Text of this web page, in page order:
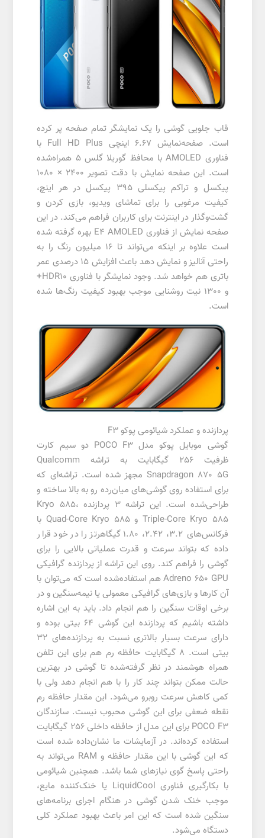
قاب جلویی گوشی را یک نمایشگر تمام صفحه پر کرده
است. صفحه‌نمایش 6.67 اینچی Full HD Plus با
فناوری AMOLED با محافظ گوریلا گلس ۵ همراه‌شده
است. این صفحه نمایش با دقت تصویر ۲۴۰۰ × ۱۰۸۰
پیکسل و تراکم پیکسلی ۳۹۵ پیکسل در هر اینچ،
کیفیت مرغوبی را برای تماشای ویدیو، بازی کردن و
گشت‌وگذار در اینترنت برای کاربران فراهم می‌کند. در این
صفحه نمایش از فناوری E4 AMOLED بهره گرفته شده
است علاوه بر اینکه می‌تواند تا ۱۶ میلیون رنگ را به
راحتی آنالیز و نمایش دهد باعث افزایش ۱۵ درصدی عمر
باتری هم خواهد شد. وجود نمایشگر با فناوری HDR10+
و 1300 نیت روشنایی موجب بهبود کیفیت رنگ‌ها شده
است.
پردازنده و عملکرد شیائومی پوکو F3
گوشی موبایل پوکو مدل POCO F3 دو سیم‌ کارت
ظرفیت 256 گیگابایت به تراشه Qualcomm
Snapdragon 870 5G مجهز شده است. تراشه‌ای که
برای استفاده روی گوشی‌های میان‌رده رو به‌ بالا ساخته و
طراحی‌شده است. این تراشه ۳ پردازنده Kryo 585،
Triple-Core Kryo 585 و Quad-Core Kryo 585 با
فرکانس‌های 3.2، 2.42، 1.80 گیگاهرتز را در خود قرار
داده که بتواند سرعت و قدرت عملیاتی بالایی را برای
گوشی را فراهم کند. روی این تراشه از پردازنده گرافیکی
Adreno 650 GPU هم استفاده‌شده است که می‌توان با
آن کارها و بازی‌های گرافیکی معمولی یا نیمه‌سنگین و در
برخی اوقات سنگین را هم انجام داد. باید به این اشاره
داشته باشیم که پردازنده این گوشی ۶۴ بیتی بوده و
دارای سرعت بسیار بالاتری نسبت به پردازنده‌های ۳۲
بیتی است. 8 گیگابایت حافظه رم هم برای این تلفن
همراه هوشمند در نظر گرفته‌شده تا گوشی در بهترین
حالت ممکن بتواند چند کار را با هم انجام دهد ولی با
کمی کاهش سرعت روبرو می‌شود. این مقدار حافظه رم
نقطه ضعفی برای این گوشی محبوب نیست. سازندگان
POCO F3 برای این مدل از حافظه داخلی 256 گیگابایت
استفاده کرده‌اند. در آزمایشات ما نشان‌داده شده است
که این گوشی با این مقدار حافظه و RAM می‌تواند به
راحتی پاسخ گوی نیازهای شما باشد. همچنین شیائومی
با بکارگیری فناوری LiquidCool یا خنک‌کننده مایع،
موجب خنک شدن گوشی در هنگام اجرای برنامه‌های
سنگین شده است که این امر باعث بهبود عملکرد کلی
دستگاه می‌شود.